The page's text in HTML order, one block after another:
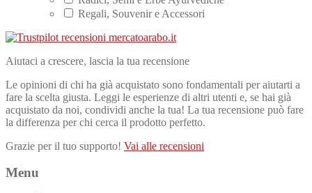
Regali, Souvenir e Accessori
Aiutaci a crescere, lascia la tua recensione
Le opinioni di chi ha già acquistato sono fondamentali per aiutarti a
fare la scelta giusta. Leggi le esperienze di altri utenti e, se hai già
acquistato da noi, condividi anche la tua! La tua recensione può fare
la differenza per chi cerca il prodotto perfetto.
Grazie per il tuo supporto! Vai alle recensioni
Menu